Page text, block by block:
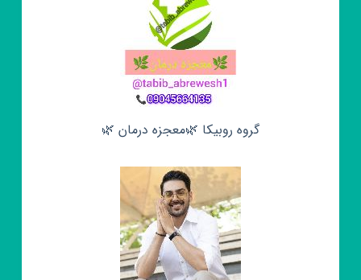
گروه روبیکا 🌿معجزه درمان 🌿